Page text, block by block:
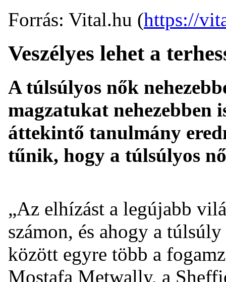
Forrás: Vital.hu (https://
Veszélyes lehet a
A túlsúlyos nők
magzatukat nehezebben
áttekintő tanulmány
tűnik, hogy a túlsúlyos
„Az elhízást a legújabb
számon, és ahogy a
között egyre több a
Mostafa Metwally, a